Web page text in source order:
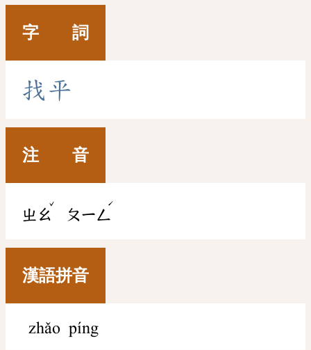
字 詞
找平
注 音
ㄓㄠ
ˇ
ㄆㄧㄥ
ˊ
漢語拼音
zhǎo píng